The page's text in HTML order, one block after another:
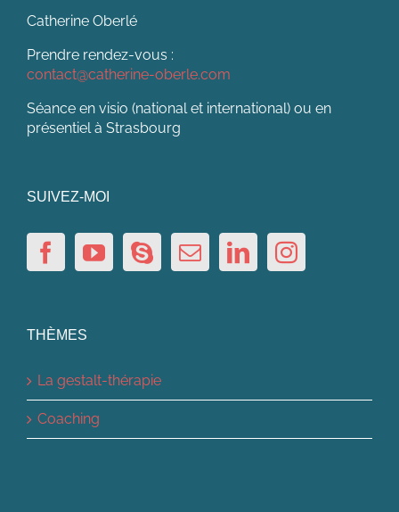
Catherine Oberlé
Prendre rendez-vous :
contact@catherine-oberle.com
Séance en visio (national et international) ou en
présentiel à Strasbourg
SUIVEZ-MOI
THÈMES
La gestalt-thérapie
Coaching